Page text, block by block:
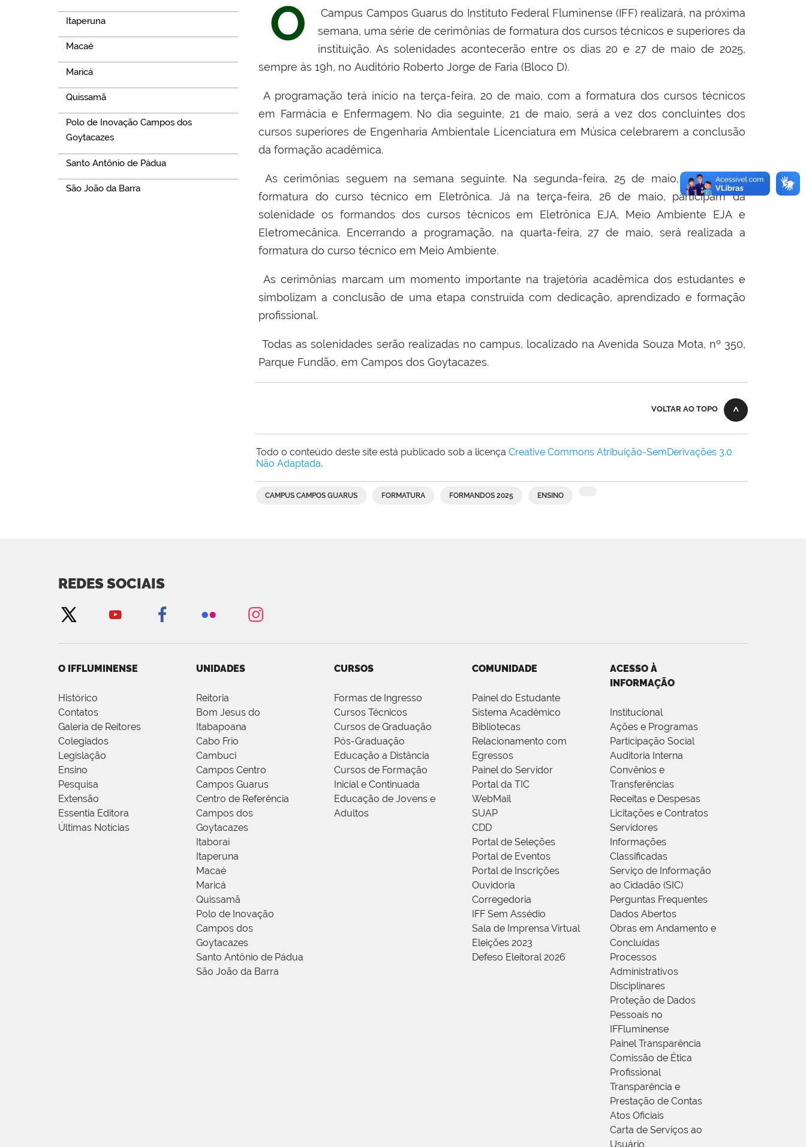
Itaperuna
Macaé
Maricá
Quissamã
Polo de Inovação Campos dos
Goytacazes
Santo Antônio de Pádua
São João da Barra
O Campus Campos Guarus do Instituto Federal Fluminense (IFF) realizará, na próxima
semana, uma série de cerimônias de formatura dos cursos técnicos e superiores da
instituição. As solenidades acontecerão entre os dias 20 e 27 de maio de 2025,
sempre às 19h, no Auditório Roberto Jorge de Faria (Bloco D).
A programação terá início na terça-feira, 20 de maio, com a formatura dos cursos técnicos
em Farmácia e Enfermagem. No dia seguinte, 21 de maio, será a vez dos concluintes dos
cursos superiores de Engenharia Ambientale Licenciatura em Música celebrarem a conclusão
da formação acadêmica.
As cerimônias seguem na semana seguinte. Na segunda-feira, 25 de maio, acontece a
formatura do curso técnico em Eletrônica. Já na terça-feira, 26 de maio, participam da
solenidade os formandos dos cursos técnicos em Eletrônica EJA, Meio Ambiente EJA e
Eletromecânica. Encerrando a programação, na quarta-feira, 27 de maio, será realizada a
formatura do curso técnico em Meio Ambiente.
As cerimônias marcam um momento importante na trajetória acadêmica dos estudantes e
simbolizam a conclusão de uma etapa construída com dedicação, aprendizado e formação
profissional.
Todas as solenidades serão realizadas no campus, localizado na Avenida Souza Mota, nº 350,
Parque Fundão, em Campos dos Goytacazes.
VOLTAR AO TOPO
Todo o conteúdo deste site está publicado sob a licença Creative Commons Atribuição-SemDerivações 3.0
Não Adaptada.
CAMPUS CAMPOS GUARUS FORMATURA FORMANDOS 2025 ENSINO
REDES SOCIAIS
O IFFLUMINENSE
Histórico
Contatos
Galeria de Reitores
Colegiados
Legislação
Ensino
Pesquisa
Extensão
Essentia Editora
Últimas Notícias
UNIDADES
Reitoria
Bom Jesus do
Itabapoana
Cabo Frio
Cambuci
Campos Centro
Campos Guarus
Centro de Referência
Campos dos
Goytacazes
Itaboraí
Itaperuna
Macaé
Maricá
Quissamã
Polo de Inovação
Campos dos
Goytacazes
Santo Antônio de Pádua
São João da Barra
CURSOS
Formas de Ingresso
Cursos Técnicos
Cursos de Graduação
Pós-Graduação
Educação a Distância
Cursos de Formação
Inicial e Continuada
Educação de Jovens e
Adultos
COMUNIDADE
Painel do Estudante
Sistema Acadêmico
Bibliotecas
Relacionamento com
Egressos
Painel do Servidor
Portal da TIC
WebMail
SUAP
CDD
Portal de Seleções
Portal de Eventos
Portal de Inscrições
Ouvidoria
Corregedoria
IFF Sem Assédio
Sala de Imprensa Virtual
Eleições 2023
Defeso Eleitoral 2026
ACESSO À
INFORMAÇÃO
Institucional
Ações e Programas
Participação Social
Auditoria Interna
Convênios e
Transferências
Receitas e Despesas
Licitações e Contratos
Servidores
Informações
Classificadas
Serviço de Informação
ao Cidadão (SIC)
Perguntas Frequentes
Dados Abertos
Obras em Andamento e
Concluídas
Processos
Administrativos
Disciplinares
Proteção de Dados
Pessoais no
IFFluminense
Painel Transparência
Comissão de Ética
Profissional
Transparência e
Prestação de Contas
Atos Oficiais
Carta de Serviços ao
Usuário